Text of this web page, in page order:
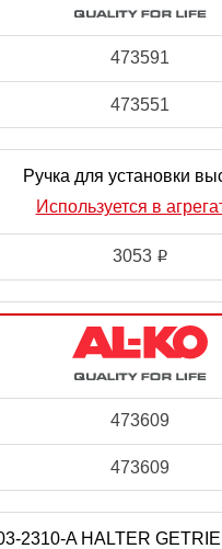
473591
473551
Ручка для установки
Используется в
3053 i
473609
473609
2310-A HALTER